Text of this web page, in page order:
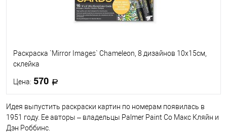
Раскраска `Mirror Images` Chameleon, 8 дизайнов 10х15см,
склейка
Цена: 570
В корзину
Идея выпустить раскраски картин по номерам появилась в
1951 году. Ее авторы – владельцы Palmer Paint Co Макс Кляйн и
Дэн Роббинс.